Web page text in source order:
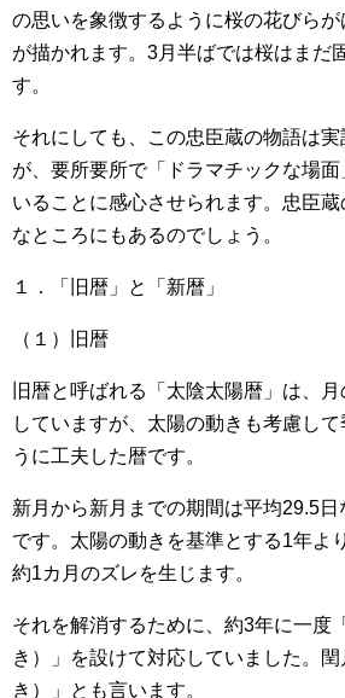
の思いを象徴するように桜の花びら
が描かれます。3月半ばでは桜はまだ
す。
それにしても、この忠臣蔵の物語は
が、要所要所で「ドラマチックな場
いることに感心させられます。忠臣
なところにもあるのでしょう。
１．「旧暦」と「新暦」
（１）旧暦
旧暦と呼ばれる「太陰太陽暦」は、
していますが、太陽の動きも考慮し
うに工夫した暦です。
新月から新月までの期間は平均29.5日
です。太陽の動きを基準とする1年よ
約1カ月のズレを生じます。
それを解消するために、約3年に一度
き）」を設けて対応していました。
き）」とも言います。